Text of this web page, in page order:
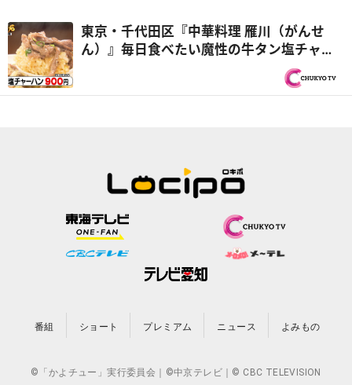
東京・千代田区『中華料理 雁川（がんせ
ん）』毎日食べたい魔性の牛タン塩チャー
ハン！？ほか おうちで作りたくなるオモ
ウマい料理を紹介！『オモウマい店』
番組 ショート プレミアム ニュース よみもの
©「かよチュー」実行委員会｜©中京テレビ｜© CBC TELEVISION